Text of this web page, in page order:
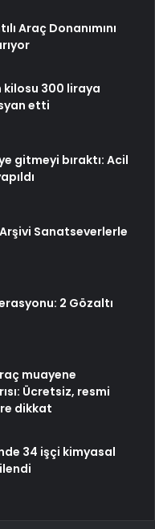
Araç Donanımını
kilosu 300 liraya
etti
gitmeyi bıraktı: Acil
Sanatseverlerle
2 Gözaltı
muayene
Ücretsiz, resmi
dikkat
34 işçi kimyasal